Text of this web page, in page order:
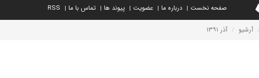
صفحه نخست درباره ما عضویت پیوند ها تماس با ما RSS
آرشیو آذر ۱۳۹۱